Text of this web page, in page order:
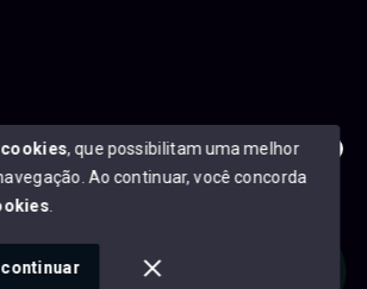
novo imóvel começa aqui. Como posso
- Alexandre Abreu Imóveis - Todos os
cookies, que possibilitam uma melhor
Ao continuar, você concorda